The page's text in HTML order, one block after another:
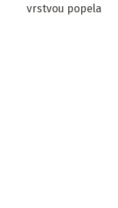
vrstvou popela